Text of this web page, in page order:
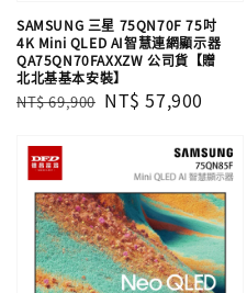
SAMSUNG 三星 75QN70F 75吋
4K Mini QLED AI智慧連網顯示器
QA75QN70FAXXZW 公司貨【贈
北北基基本安裝】
Regular
NT$ 69,900 Sale
NT$ 57,900